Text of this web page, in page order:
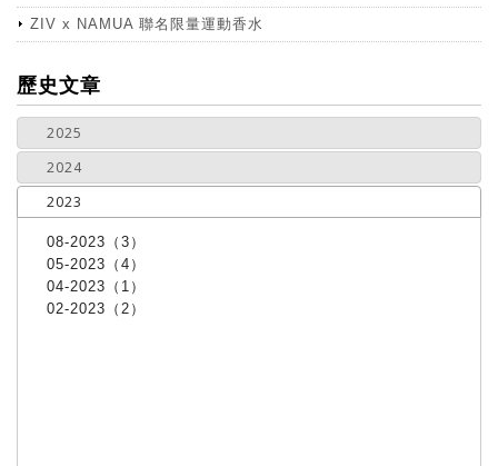
ZIV x NAMUA 聯名限量運動香水
more
歷史文章
2025
2024
2023
08-2023（3）
05-2023（4）
04-2023（1）
02-2023（2）